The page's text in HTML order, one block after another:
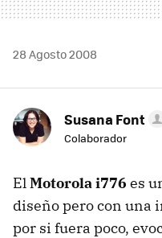
28 Agosto 2008
Susana Font
Colaborador
ElMotorola i776 es
diseño pero con una
por si fuera poco,